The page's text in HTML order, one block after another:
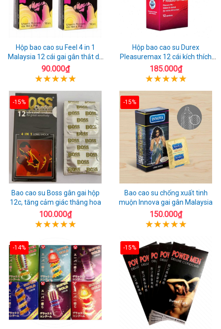
Hộp bao cao su Feel 4 in 1
Malaysia 12 cái gai gân thắt dễ
sử dụng
90.000₫
Hộp bao cao su Durex
Pleasuremax 12 cái kích thích
tăng khoái cảm
185.000₫
-15%
Bao cao su Boss gân gai hộp
12c, tăng cảm giác thăng hoa
100.000₫
-15%
Bao cao su chống xuất tinh
muộn Innova gai gân Malaysia
150.000₫
-14% -15%